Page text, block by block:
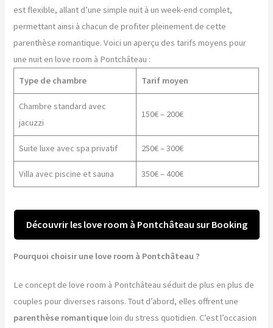
est flexible, allant d’une simple nuit à un week-end complet,
permettant ainsi à chacun de profiter pleinement de cette
parenthèse romantique. Voici un aperçu des tarifs moyens pour
une nuit en love room à Pontchâteau :
Type de chambre
Tarif moyen
Chambre standard avec
jacuzzi
150€ – 200€
Suite luxe avec spa privatif 250€ – 300€
Villa avec piscine et sauna 350€ – 400€
Découvrir les love room à Pontchâteau sur Booking
Pourquoi choisir une love room à Pontchâteau ?
Le concept de love room à Pontchâteau séduit de plus en plus de
couples pour diverses raisons. Tout d’abord, elles offrent une
parenthèse romantiqueloin du stress quotidien. C’est l’occasion